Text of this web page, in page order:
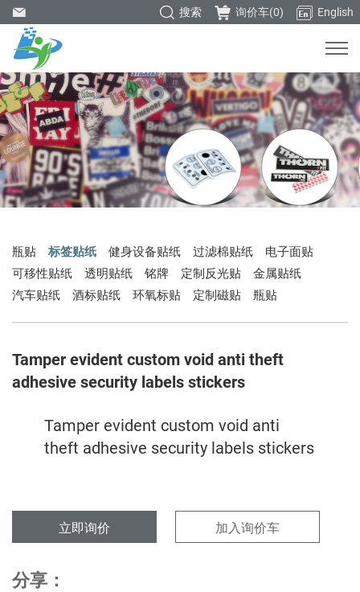
English
询价车(0)
搜索
瓶贴 标签贴纸 健身设备贴纸 过滤棉贴纸
电子面贴
可移性贴纸
透明贴纸 铭牌 定制反光贴
金属贴纸
汽车贴纸
酒标贴纸 环氧标贴 定制磁贴 瓶贴
Tamper evident custom void anti theft
adhesive security labels stickers
Tamper evident custom void anti
theft adhesive security labels stickers
立即询价 加入询价车
分享：